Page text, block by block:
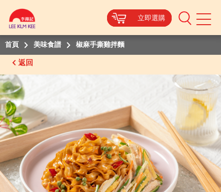
立即選購
Mobile
立即選購
立即選購
立即選購
首頁 美味食譜 椒麻手撕雞拌麵
返回